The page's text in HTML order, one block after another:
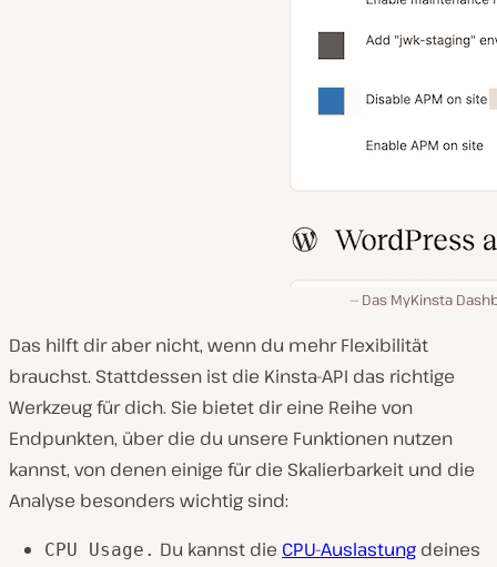
Das MyKinsta
Das hilft dir aber nicht, wenn du mehr Flexibilität
brauchst. Stattdessen ist die Kinsta-API das richtige
Werkzeug für dich. Sie bietet dir eine Reihe von
Endpunkten, über die du unsere Funktionen nutzen
kannst, von denen einige für die Skalierbarkeit und die
Analyse besonders wichtig sind:
CPU Usage. Du kannst die CPU-Auslastung deines